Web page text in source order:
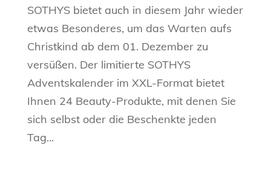
SOTHYS bietet auch in diesem Jahr wieder
etwas Besonderes, um das Warten aufs
Christkind ab dem 01. Dezember zu
versüßen. Der limitierte SOTHYS
Adventskalender im XXL-Format bietet
Ihnen 24 Beauty-Produkte, mit denen Sie
sich selbst oder die Beschenkte jeden
Tag...